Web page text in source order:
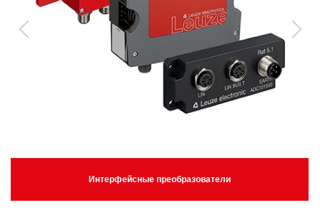
Интерфейсные преобразователи